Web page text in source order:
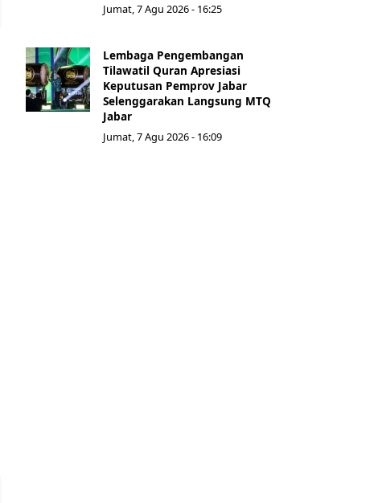
Jumat, 7 Agu 2026 - 16:25
Lembaga Pengembangan
Tilawatil Quran Apresiasi
Keputusan Pemprov Jabar
Selenggarakan Langsung MTQ
Jabar
Jumat, 7 Agu 2026 - 16:09